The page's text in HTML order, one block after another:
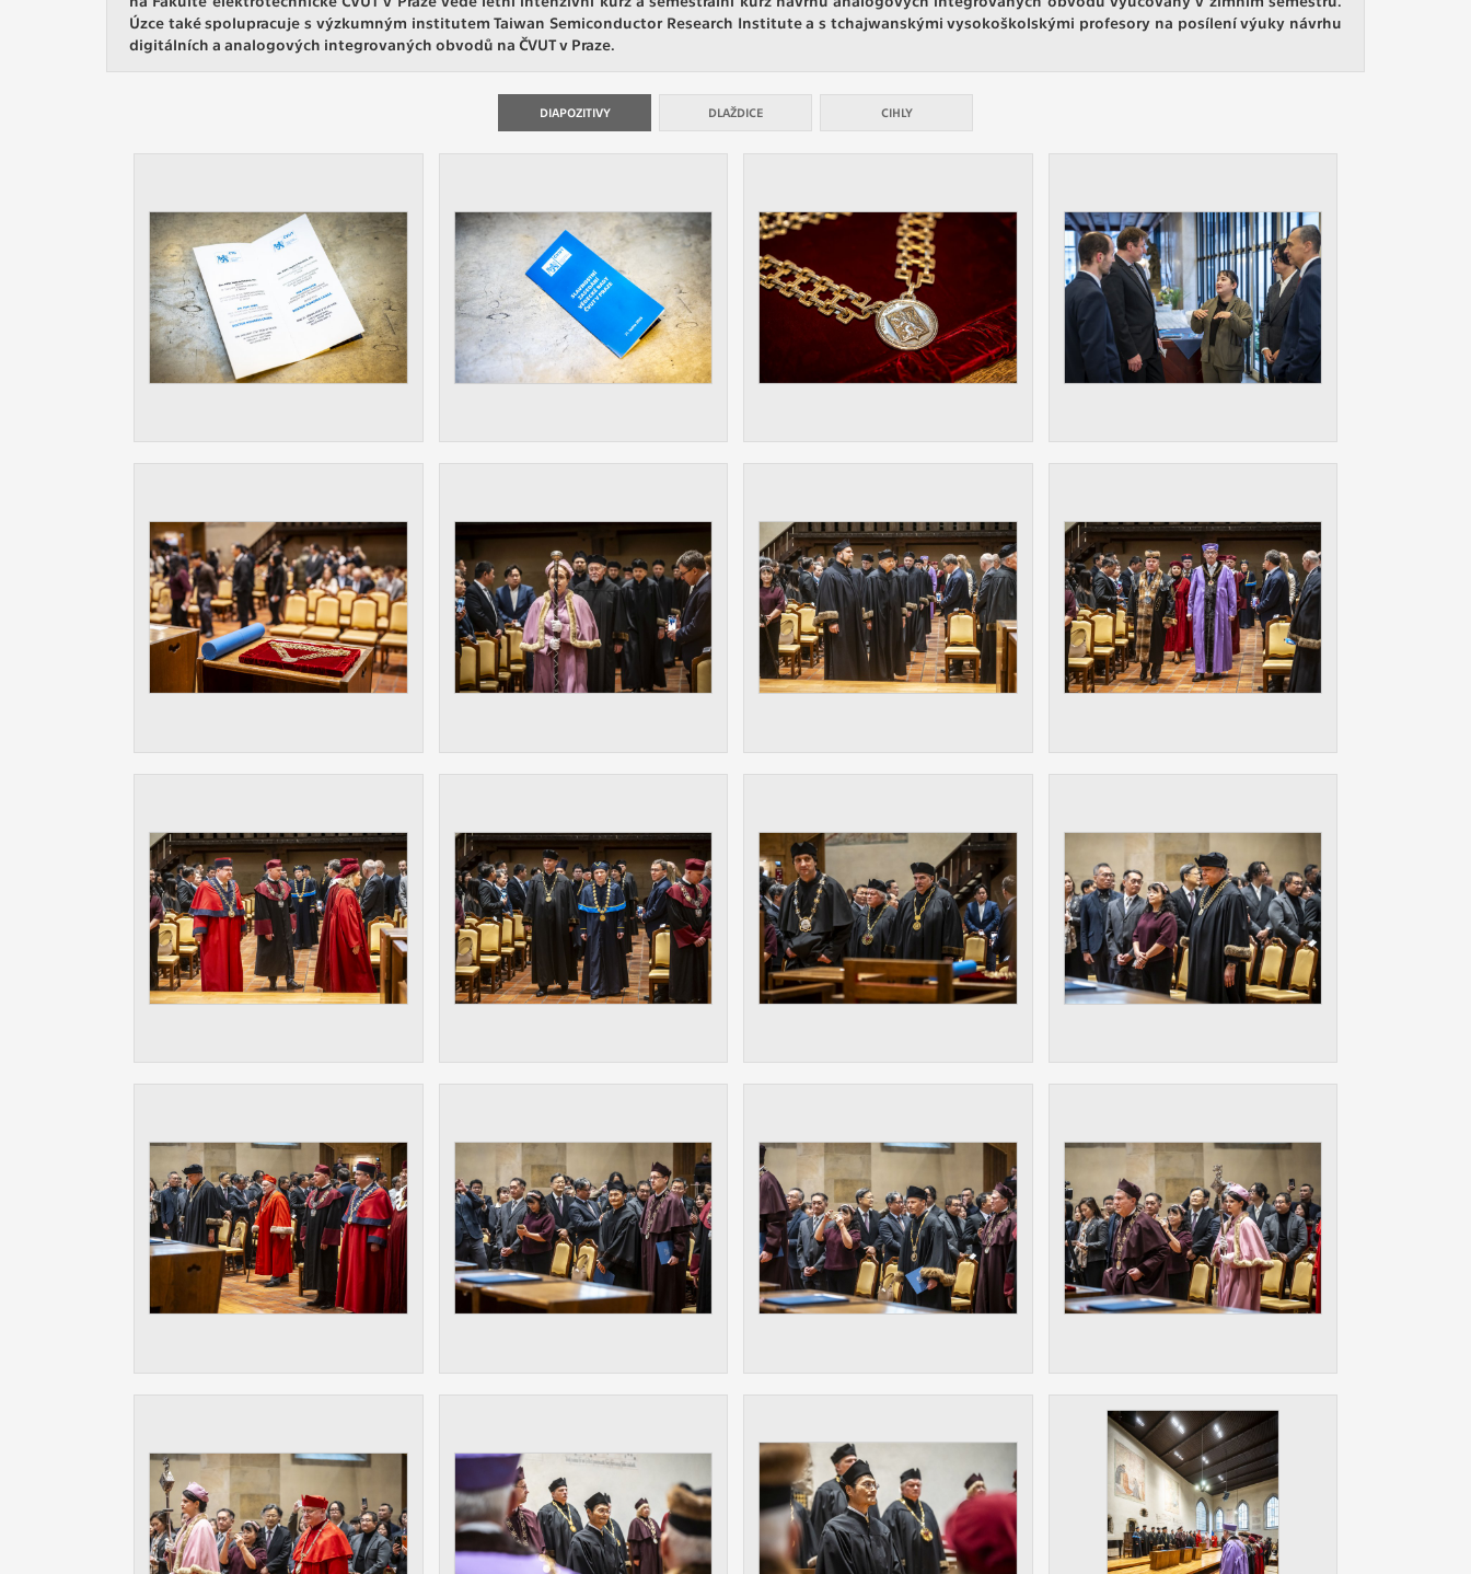
Slouží pro získávání anonymizovaných statistických údajů, které nám
pomáhají vylepšovat naše aplikace. Zpravidla jde o cookies systémů třetích
stran, které k těmto účelům využíváme.
Využívané za účelem zobrazení správných nabídek a cílení obsahu podle
OSTATNÍ
Cookies, které aplikace nedokáže zařadit. Naším cílem je, aby tato kategorie
zůstala prázdná a všechny cookies byly přiřazeny do některé z kategorií
uvedených výše.
Úzce také spolupracuje s výzkumným institutem Taiwan Semiconductor Research Institute a s tchajwanskými vysokoškolskými profesory na posílení výuky návrhu
digitálních a analogových integrovaných obvodů na ČVUT v Praze.
DIAPOZITIVY DLAŽDICE CIHLY